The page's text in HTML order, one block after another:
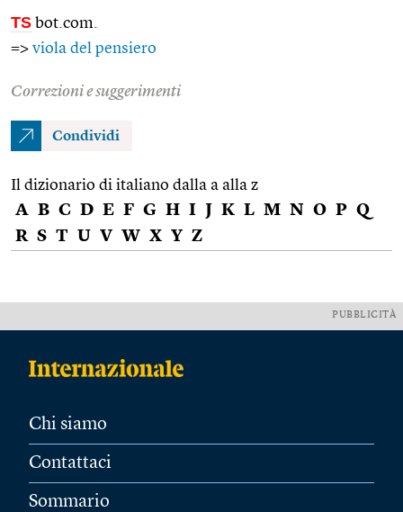
TS bot.com.
=> viola del pensiero
Correzioni e suggerimenti
Condividi
Il dizionario di italiano dalla a alla z
A B C D E F G H I J K L M N O P Q
R S T U V W X Y Z
PUBBLICITÀ
Chi siamo
Contattaci
Sommario